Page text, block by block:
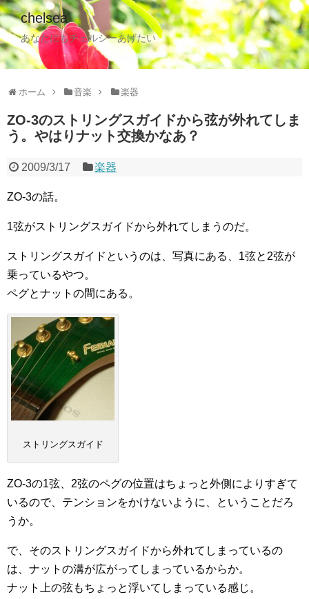
chelsea
あなたにもチェルシーあげたい
ホーム 音楽 楽器
ZO-3のストリングスガイドから弦が外れてしま
う。やはりナット交換かなあ？
2009/3/17 楽器
ZO-3の話。
1弦がストリングスガイドから外れてしまうのだ。
ストリングスガイドというのは、写真にある、1弦と2弦が
乗っているやつ。
ペグとナットの間にある。
ストリングスガイド
ZO-3の1弦、2弦のペグの位置はちょっと外側によりすぎて
いるので、テンションをかけないように、ということだろ
うか。
で、そのストリングスガイドから外れてしまっているの
は、ナットの溝が広がってしまっているからか。
ナット上の弦もちょっと浮いてしまっている感じ。